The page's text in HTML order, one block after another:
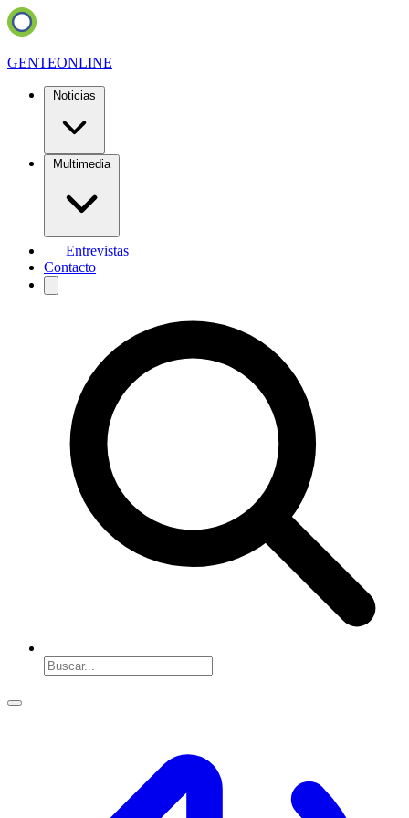
GENTEONLINE
Noticias
Multimedia
Entrevistas
Contacto